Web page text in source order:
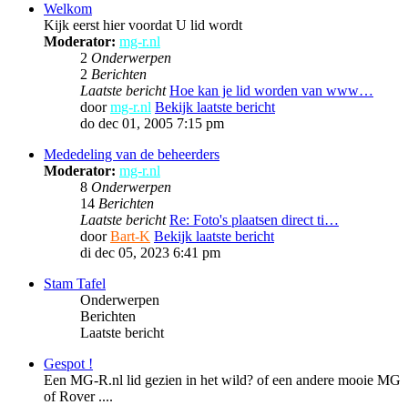
Welkom
Kijk eerst hier voordat U lid wordt
Moderator: mg-r.nl
2 Onderwerpen
2 Berichten
Laatste bericht Hoe kan je lid worden van www…
doormg-r.nl Bekijk laatste bericht
do dec 01, 2005 7:15 pm
Mededeling van de beheerders
Moderator: mg-r.nl
8 Onderwerpen
14 Berichten
Laatste bericht Re: Foto's plaatsen direct ti…
doorBart-K Bekijk laatste bericht
di dec 05, 2023 6:41 pm
Stam Tafel
Onderwerpen
Berichten
Laatste bericht
Gespot !
Een MG-R.nl lid gezien in het wild? of een andere mooie MG
of Rover ....